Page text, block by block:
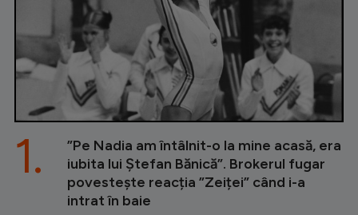
”Pe Nadia am întâlnit-o la mine acasă, era
iubita lui Ștefan Bănică”. Brokerul fugar
povestește reacția ”Zeiței” când i-a
intrat în baie
1.